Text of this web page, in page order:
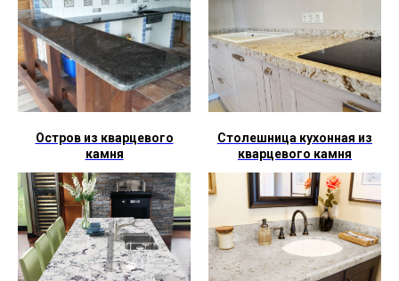
Остров из кварцевого
камня
Столешница кухонная из
кварцевого камня